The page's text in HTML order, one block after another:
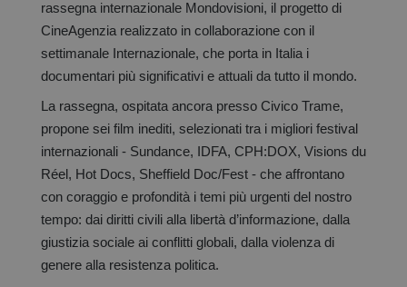
rassegna internazionale Mondovisioni, il progetto di
CineAgenzia realizzato in collaborazione con il
settimanale Internazionale, che porta in Italia i
documentari più significativi e attuali da tutto il mondo.
La rassegna, ospitata ancora presso Civico Trame,
propone sei film inediti, selezionati tra i migliori festival
internazionali - Sundance, IDFA, CPH:DOX, Visions du
Réel, Hot Docs, Sheffield Doc/Fest - che affrontano
con coraggio e profondità i temi più urgenti del nostro
tempo: dai diritti civili alla libertà d’informazione, dalla
giustizia sociale ai conflitti globali, dalla violenza di
genere alla resistenza politica.